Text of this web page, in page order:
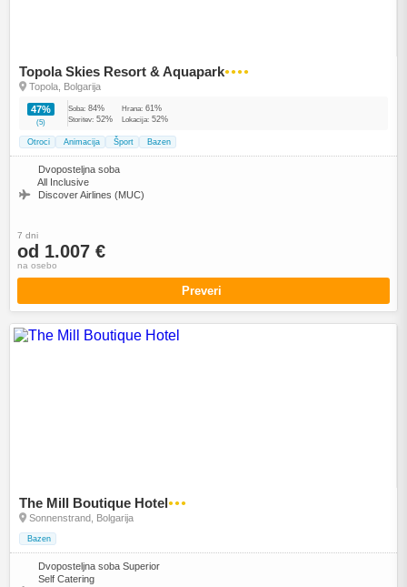
Topola Skies Resort & Aquapark●●●●
Topola, Bolgarija
47%
(5)
Soba: 84% Hrana: 61%
Storitev: 52% Lokacija: 52%
Otroci Animacija Šport Bazen
Dvoposteljna soba
All Inclusive
Discover Airlines (MUC)
7 dni
od 1.007 €
na osebo
Preveri
The Mill Boutique Hotel●●●
Sonnenstrand, Bolgarija
Bazen
Dvoposteljna soba Superior
Self Catering